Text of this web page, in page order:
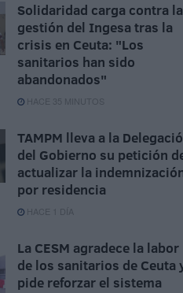
Solidaridad carga contra la
gestión del Ingesa tras la
crisis en Ceuta: "Los
sanitarios han sido
abandonados"
HACE 35 MINUTOS
TAMPM lleva a la
del Gobierno su petición
actualizar la
por residencia
HACE 1 DÍA
La CESM agradece la labor
de los sanitarios de Ceuta
pide reforzar el sistema